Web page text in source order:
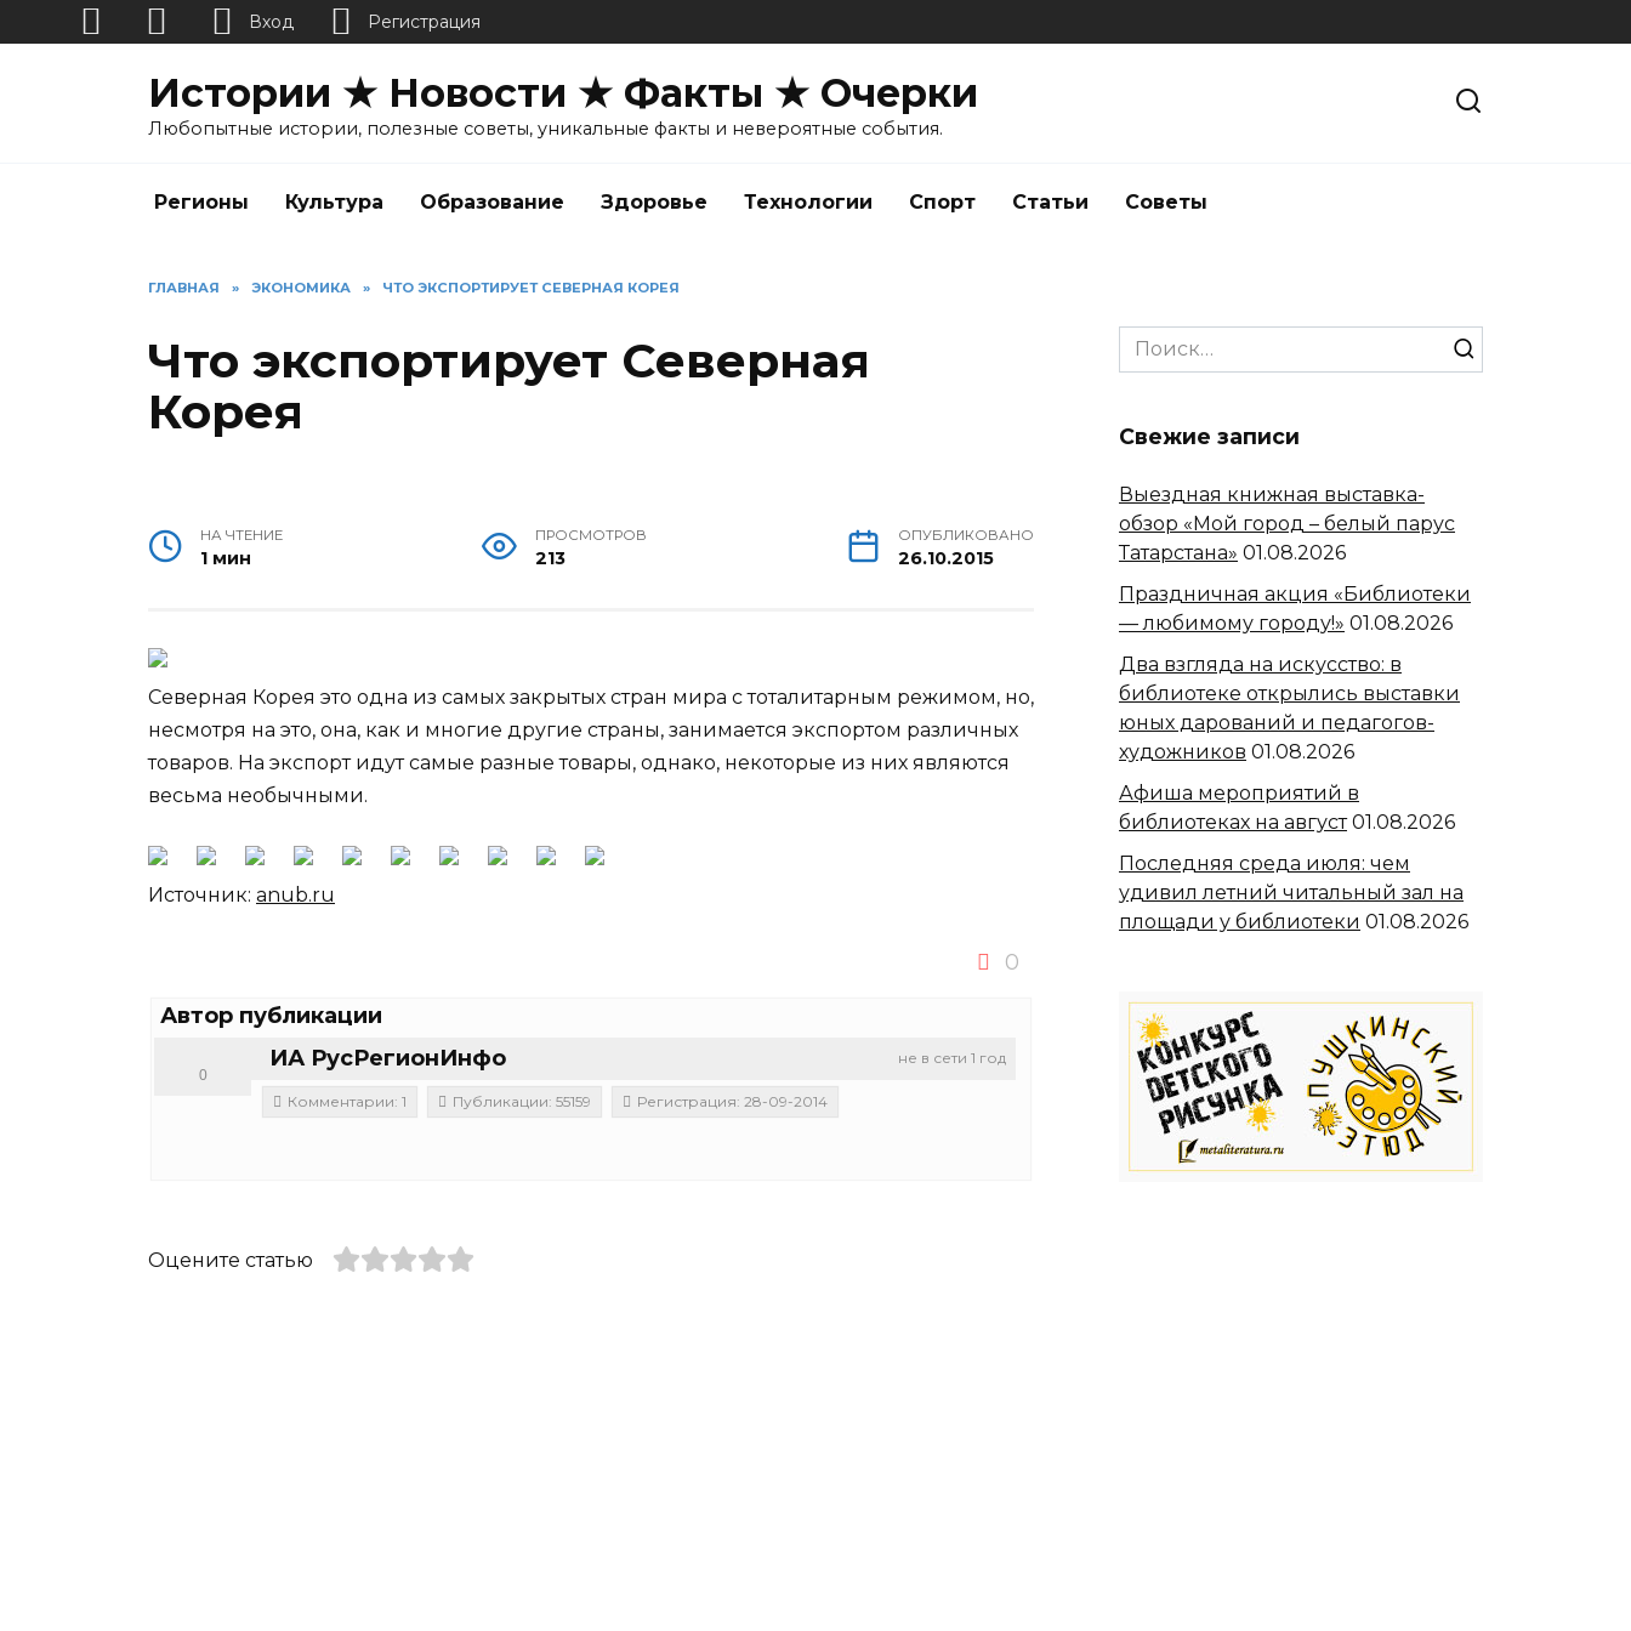
Истории ★ Новости ★ Факты ★ Очерки
Любопытные истории, полезные советы, уникальные факты и невероятные события.
Регионы Культура Образование Здоровье Технологии Спорт Статьи Советы
ГЛАВНАЯ » ЭКОНОМИКА » ЧТО ЭКСПОРТИРУЕТ СЕВЕРНАЯ КОРЕЯ
Что экспортирует Северная
Корея
НА ЧТЕНИЕ
1 мин
ПРОСМОТРОВ
213
ОПУБЛИКОВАНО
26.10.2015
Северная Корея это одна из самых закрытых стран мира с тоталитарным режимом, но,
несмотря на это, она, как и многие другие страны, занимается экспортом различных
товаров. На экспорт идут самые разные товары, однако, некоторые из них являются
весьма необычными.
Источник: anub.ru
0
Автор публикации
не в сети 1 год
ИА РусРегионИнфо
0
Комментарии: 1 Публикации: 55159 Регистрация: 28-09-2014
Оцените статью
Search
for:
Свежие записи
Выездная книжная выставка-
обзор «Мой город – белый парус
Татарстана» 01.08.2026
Праздничная акция «Библиотеки
— любимому городу!» 01.08.2026
Два взгляда на искусство: в
библиотеке открылись выставки
юных дарований и педагогов-
художников 01.08.2026
Афиша мероприятий в
библиотеках на август 01.08.2026
Последняя среда июля: чем
удивил летний читальный зал на
площади у библиотеки 01.08.2026
Вход Регистрация